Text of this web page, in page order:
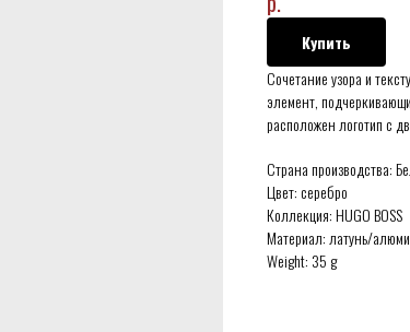
Купить
Сочетание узора и
элемент,
расположен логотип с
Страна производства:
Цвет: серебро
Коллекция: HUGO BOSS
Материал: латунь/
Weight: 35 g